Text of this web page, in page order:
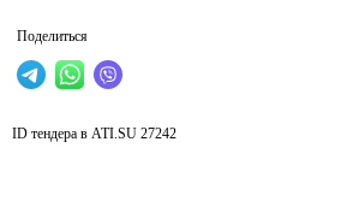
Поделиться
ID тендера в ATI.SU 27242